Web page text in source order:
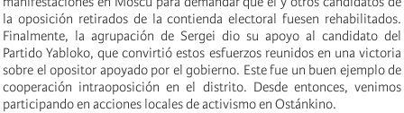
la oposición retirados de la contienda electoral fuesen rehabilitados.
Finalmente, la agrupación de Sergei dio su apoyo al candidato del
Partido Yabloko, que convirtió estos esfuerzos reunidos en una victoria
sobre el opositor apoyado por el gobierno. Este fue un buen ejemplo de
cooperación intraoposición en el distrito. Desde entonces, venimos
participando en acciones locales de activismo en Ostánkino.